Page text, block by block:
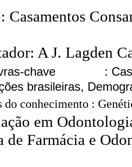
Casamentos
A J. Lagden
chave :
brasileiras,
do conhecimento :
em
de Farmácia e